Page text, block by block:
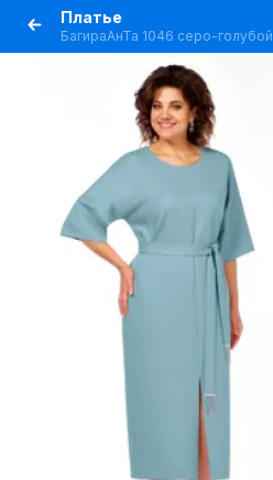
Платье
БагираАнТа 1046 серо-голубой